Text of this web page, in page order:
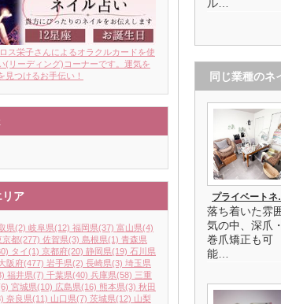
ル…
同じ業種のネ
プライベート
落ち着いた雰
気の中、深爪・
巻爪矯正も可
能…
ス栄子さんによるオラクルカードを使
(リーディング)コーナーです。運気を
見つけるお手伝い！
リア
県(2) 岐阜県(12) 福岡県(37) 富山県(4)
京都(277) 佐賀県(3) 島根県(1) 青森県
タイ(1) 京都府(20) 静岡県(19) 石川県
阪府(477) 岩手県(2) 長崎県(3) 埼玉県
福井県(7) 千葉県(40) 兵庫県(58) 三重
宮城県(10) 広島県(16) 熊本県(3) 秋田
奈良県(11) 山口県(7) 茨城県(12) 山梨